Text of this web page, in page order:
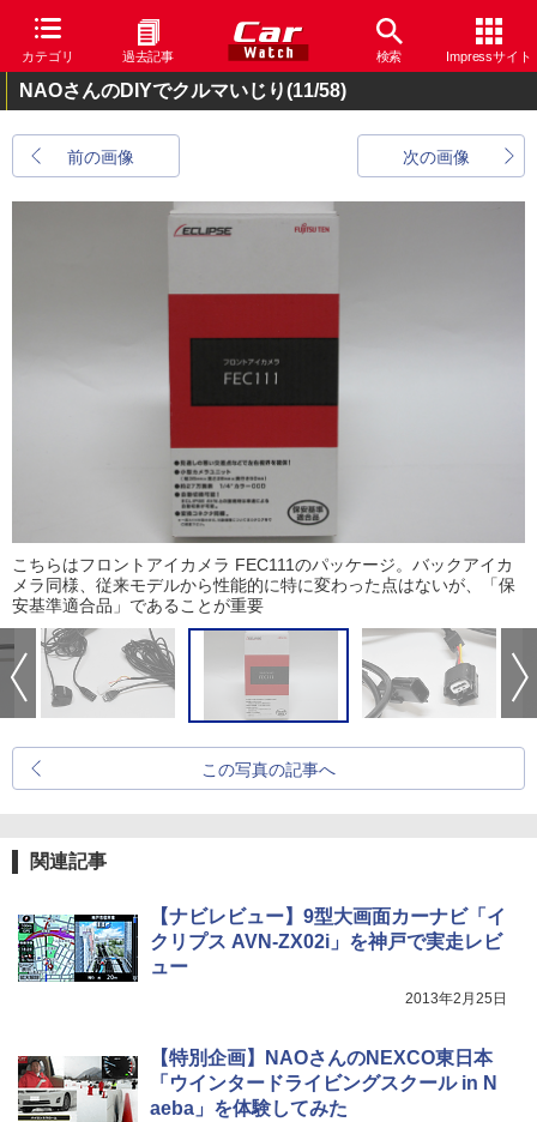
カテゴリ 過去記事 検索 Impressサイト
NAOさんのDIYでクルマいじり(11/58)
前の画像 次の画像
こちらはフロントアイカメラ FEC111のパッケージ。バックアイカ
メラ同様、従来モデルから性能的に特に変わった点はないが、「保
安基準適合品」であることが重要
この写真の記事へ
関連記事
【ナビレビュー】9型大画面カーナビ「イ
クリプス AVN-ZX02i」を神戸で実走レビ
ュー
2013年2月25日
【特別企画】NAOさんのNEXCO東日本
「ウインタードライビングスクール in N
aeba」を体験してみた